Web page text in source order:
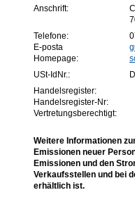
Anschrift:
Telefone:
E-posta
Homepage:
USt-IdNr.:
Handelsregister:
Handelsregister-Nr:
Vertretungsberechtigt:
Weitere Informationen
Emissionen neuer
Emissionen und den
Verkaufsstellen und bei
erhältlich ist.